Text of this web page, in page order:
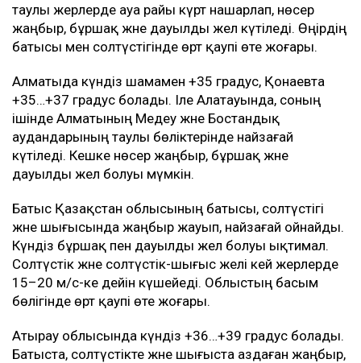
таулы жерлерде ауа райы күрт нашарлап, нөсер
жаңбыр, бұршақ және дауылды жел күтіледі. Өңірдің
батысы мен солтүстігінде өрт қаупі өте жоғары.
Алматыда күндіз шамамен +35 градус, Қонаевта
+35…+37 градус болады. Іле Алатауында, соның
ішінде Алматының Медеу және Бостандық
аудандарының таулы бөліктерінде найзағай
күтіледі. Кешке нөсер жаңбыр, бұршақ және
дауылды жел болуы мүмкін.
Батыс Қазақстан облысының батысы, солтүстігі
және шығысында жаңбыр жауып, найзағай ойнайды.
Күндіз бұршақ пен дауылды жел болуы ықтимал.
Солтүстік және солтүстік-шығыс желі кей жерлерде
15–20 м/с-ке дейін күшейеді. Облыстың басым
бөлігінде өрт қаупі өте жоғары.
Атырау облысында күндіз +36…+39 градус болады.
Батыста, солтүстікте және шығыста аздаған жаңбыр,